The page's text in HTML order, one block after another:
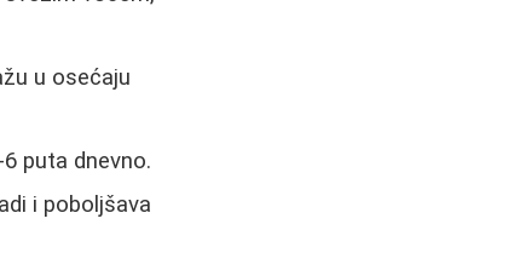
u osećaju
puta dnevno.
i poboljšava